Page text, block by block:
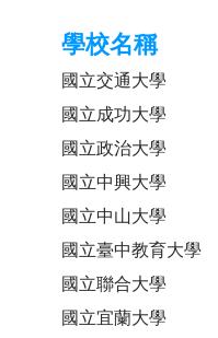
學校名稱
國立交通大學
國立成功大學
國立政治大學
國立中興大學
國立中山大學
國立臺中教育大學
國立聯合大學
國立宜蘭大學